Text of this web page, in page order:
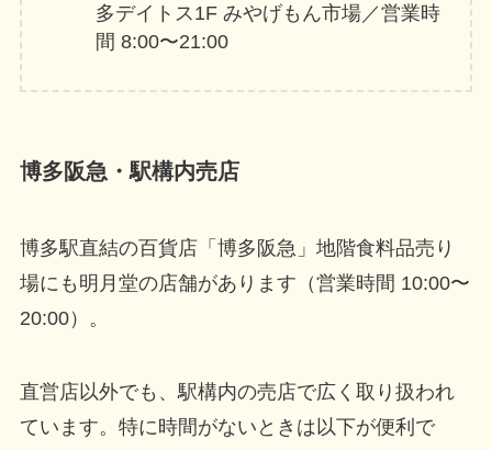
多デイトス1F みやげもん市場／営業時
間 8:00〜21:00
博多阪急・駅構内売店
博多駅直結の百貨店「博多阪急」地階食料品売り
場にも明月堂の店舗があります（営業時間 10:00〜
20:00）。
直営店以外でも、駅構内の売店で広く取り扱われ
ています。特に時間がないときは以下が便利で